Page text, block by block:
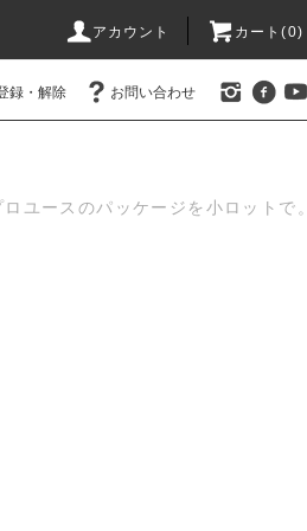
アカウント カート(0)
録・解除 お問い合わせ
ユースのパッケージを小ロットで。